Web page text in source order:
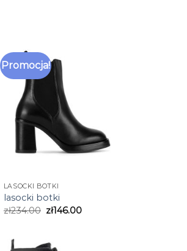
Promocja!
LASOCKI BOTKI
lasocki botki
zł234.00 zł146.00